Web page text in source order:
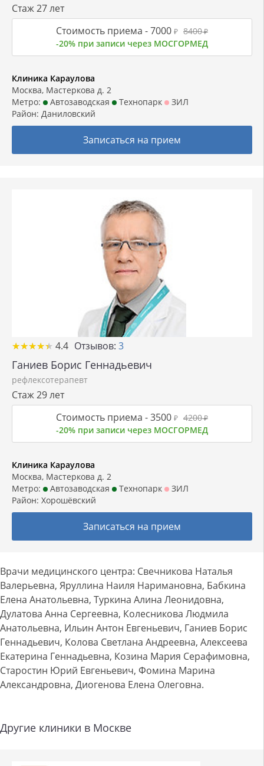
Стаж 27 лет
Стоимость приема -7000 ₽ 8400₽
-20% при записи через МОСГОРМЕД
Клиника Караулова
Москва, Мастеркова д. 2
Метро:
Автозаводская Технопарк
ЗИЛ
Район: Даниловский
Записаться на прием
★★★★★
★★★★★ 4.4 Отзывов: 3
Ганиев Борис Геннадьевич
рефлексотерапевт
Стаж 29 лет
Стоимость приема -3500 ₽ 4200₽
-20% при записи через МОСГОРМЕД
Клиника Караулова
Москва, Мастеркова д. 2
Метро:
Автозаводская Технопарк
ЗИЛ
Район: Хорошёвский
Записаться на прием
Врачи медицинского центра: Свечникова Наталья
Валерьевна, Яруллина Наиля Наримановна, Бабкина
Елена Анатольевна, Туркина Алина Леонидовна,
Дулатова Анна Сергеевна, Колесникова Людмила
Анатольевна, Ильин Антон Евгеньевич, Ганиев Борис
Геннадьевич, Колова Светлана Андреевна, Алексеева
Екатерина Геннадьевна, Козина Мария Серафимовна,
Старостин Юрий Евгеньевич, Фомина Марина
Александровна, Диогенова Елена Олеговна.
Другие клиники в Москве